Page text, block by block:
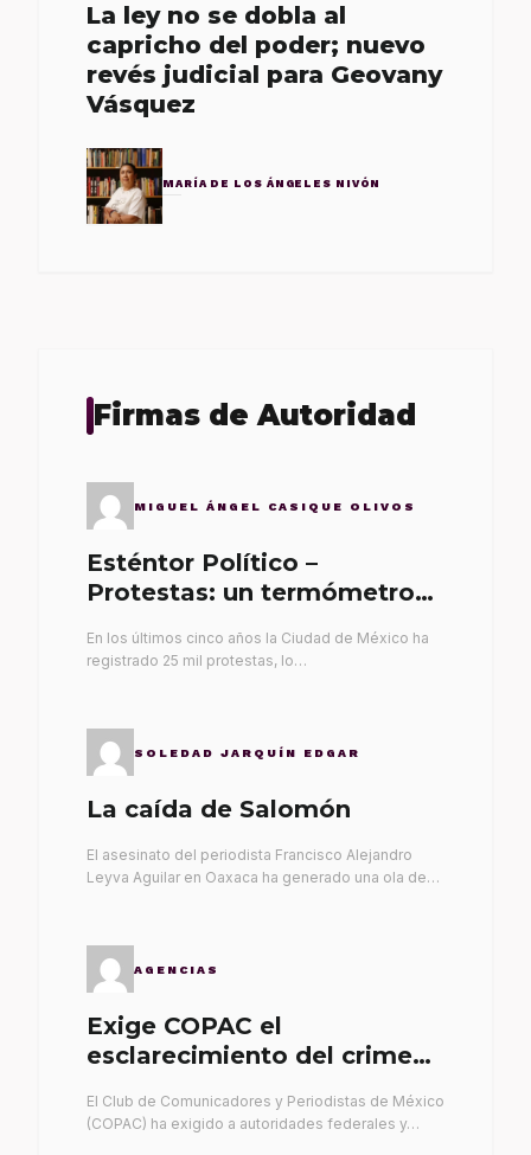
La ley no se dobla al
capricho del poder; nuevo
revés judicial para Geovany
Vásquez
MARÍA DE LOS ÁNGELES NIVÓN
Firmas de Autoridad
MIGUEL ÁNGEL CASIQUE OLIVOS
Esténtor Político –
Protestas: un termómetro
En los últimos cinco años la Ciudad de México ha
registrado 25 mil protestas, lo…
SOLEDAD JARQUÍN EDGAR
La caída de Salomón
El asesinato del periodista Francisco Alejandro
Leyva Aguilar en Oaxaca ha generado una ola de…
AGENCIAS
Exige COPAC el
esclarecimiento del crimen
El Club de Comunicadores y Periodistas de México
(COPAC) ha exigido a autoridades federales y…